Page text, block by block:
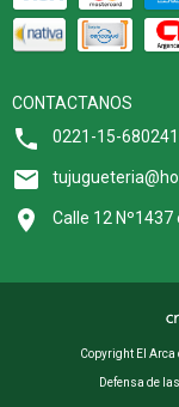
CONTACTANOS
0221-15-
Calle 12 Nº1437
Copyright El Arca
Defensa de